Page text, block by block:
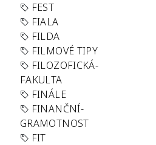
FEST
FIALA
FILDA
FILMOVÉ TIPY
FILOZOFICKÁ-
FAKULTA
FINÁLE
FINANČNÍ-
GRAMOTNOST
FIT